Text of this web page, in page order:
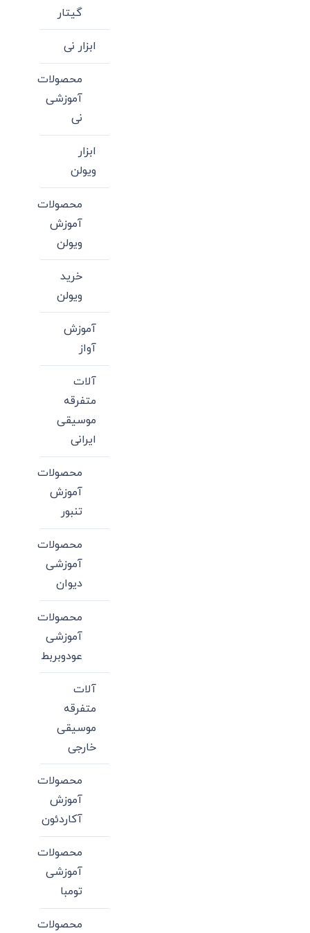
گیتار
ابزار نی
محصولات
آموزشی
نی
ابزار
ویولن
محصولات
آموزش
ویولن
خرید
ویولن
آموزش
آواز
آلات
متفرقه
موسیقی
ایرانی
محصولات
آموزش
تنبور
محصولات
آموزشی
دیوان
محصولات
آموزشی
عودوبربط
آلات
متفرقه
موسیقی
خارجی
محصولات
آموزش
آکاردئون
محصولات
آموزشی
تومبا
محصولات